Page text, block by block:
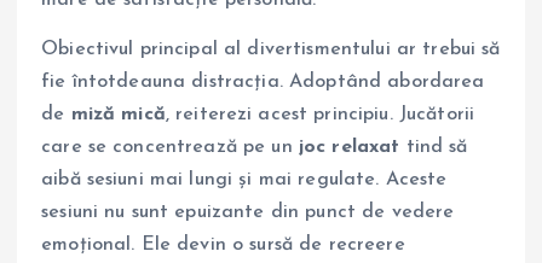
Obiectivul principal al divertismentului ar trebui să
fie întotdeauna distracția. Adoptând abordarea
de miză mică, reiterezi acest principiu. Jucătorii
care se concentrează pe un joc relaxat tind să
aibă sesiuni mai lungi și mai regulate. Aceste
sesiuni nu sunt epuizante din punct de vedere
emoțional. Ele devin o sursă de recreere